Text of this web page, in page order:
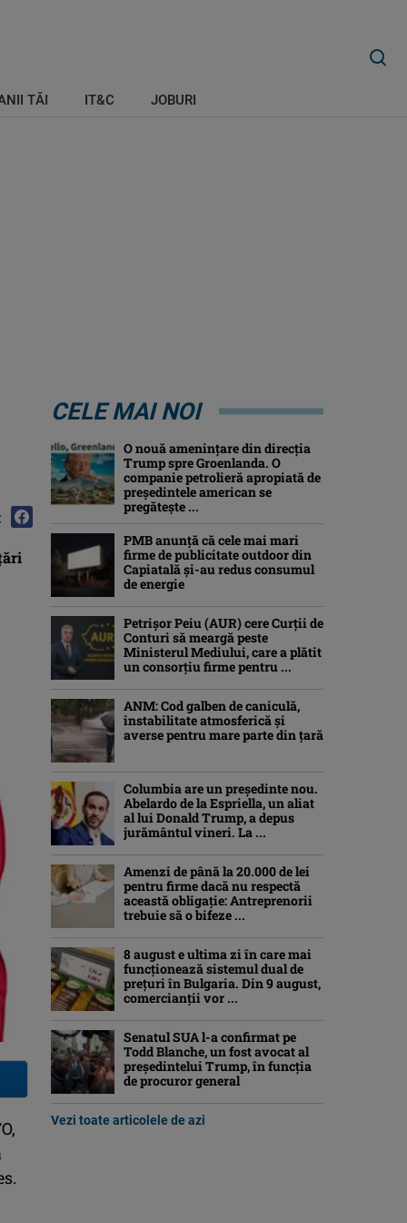
TĂI IT&C JOBURI
CELE MAI NOI
O nouă amenințare din direcția
Trump spre Groenlanda. O
companie petrolieră apropiată de
președintele american se
pregătește ...
PMB anunță că cele mai mari
firme de publicitate outdoor din
Capiatală și-au redus consumul
de energie
Petrişor Peiu (AUR) cere Curții de
Conturi să meargă peste
Ministerul Mediului, care a plătit
un consorţiu firme pentru ...
ANM: Cod galben de caniculă,
instabilitate atmosferică și
averse pentru mare parte din țară
Columbia are un președinte nou.
Abelardo de la Espriella, un aliat
al lui Donald Trump, a depus
jurământul vineri. La ...
Amenzi de până la 20.000 de lei
pentru firme dacă nu respectă
această obligație: Antreprenorii
trebuie să o bifeze ...
8 august e ultima zi în care mai
funcționează sistemul dual de
prețuri în Bulgaria. Din 9 august,
comercianții vor ...
Senatul SUA l-a confirmat pe
Todd Blanche, un fost avocat al
președintelui Trump, în funcția
de procuror general
Vezi toate articolele de azi